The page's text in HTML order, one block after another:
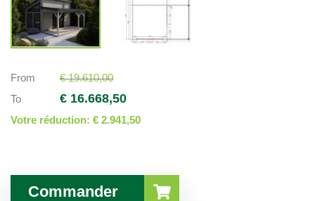
From
€ 19.610,00
To
€ 16.668,50
Votre réduction: € 2.941,50
Commander